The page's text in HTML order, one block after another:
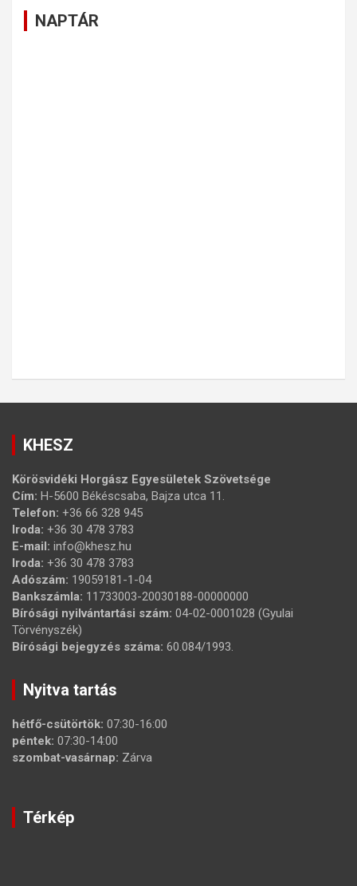
NAPTÁR
KHESZ
Körösvidéki Horgász Egyesületek Szövetsége
Cím: H-5600 Békéscsaba, Bajza utca 11.
Telefon: +36 66 328 945
Iroda: +36 30 478 3783
E-mail: info@khesz.hu
Iroda: +36 30 478 3783
Adószám: 19059181-1-04
Bankszámla: 11733003-20030188-00000000
Bírósági nyilvántartási szám: 04-02-0001028 (Gyulai
Törvényszék)
Bírósági bejegyzés száma: 60.084/1993.
Nyitva tartás
hétfő-csütörtök: 07:30-16:00
péntek: 07:30-14:00
szombat-vasárnap: Zárva
Térkép